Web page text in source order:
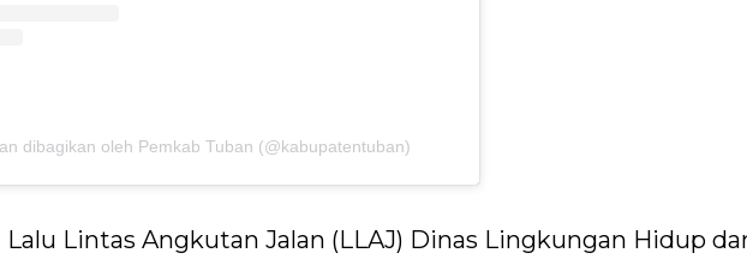
dibagikan oleh Pemkab Tuban (@kabupatentuban)
Lalu Lintas Angkutan Jalan (LLAJ) Dinas Lingkungan Hidup